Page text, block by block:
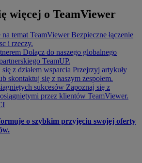
więcej o TeamViewer
temat TeamViewer Bezpieczne łączenie
i rzeczy.
Dołącz do naszego globalnego
TeamUP.
z działem wsparcia Przejrzyj artykuły
skontaktuj się z naszym zespołem.
sukcesów Zapoznaj się z
przez klientów TeamViewer.
o szybkim przyjęciu swojej oferty